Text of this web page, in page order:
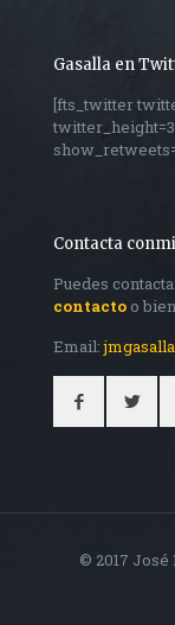
Gasalla en
[fts_twitter
Contacta
Puedes
contacto o
Email:
© 2017 José